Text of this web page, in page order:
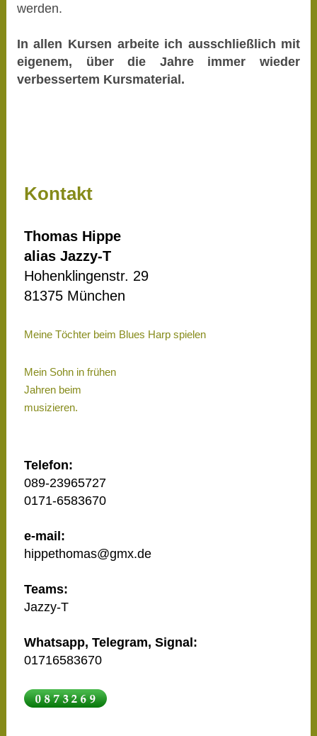
werden.
In allen Kursen arbeite ich ausschließlich mit
eigenem, über die Jahre immer wieder
verbessertem Kursmaterial.
Kontakt
Thomas Hippe
alias Jazzy-T
Hohenklingenstr. 29
81375 München
Meine Töchter beim Blues Harp spielen
Mein Sohn in frühen
Jahren beim
musizieren.
Telefon:
089-23965727
0171-6583670
e-mail:
hippethomas@gmx.de
Teams:
Jazzy-T
Whatsapp, Telegram, Signal:
01716583670